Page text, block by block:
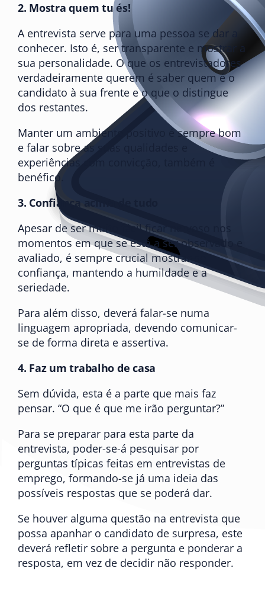
2. Mostra quem tu és!
A entrevista serve para uma pessoa se dar a
conhecer. Isto é, ser transparente e mostrar a
sua personalidade. O que os entrevistadores
verdadeiramente querem é saber quem é o
candidato à sua frente e o que o distingue
dos restantes.
Manter um ambiente positivo é sempre bom
e falar sobre as suas qualidades e
experiências com convicção, também é
benéfico.
3. Confiança acima de tudo
Apesar de ser muito fácil ficar nervoso nos
momentos em que se está a ser observado e
avaliado, é sempre crucial mostrar-se
confiança, mantendo a humildade e a
seriedade.
Para além disso, deverá falar-se numa
linguagem apropriada, devendo comunicar-
se de forma direta e assertiva.
4. Faz um trabalho de casa
Sem dúvida, esta é a parte que mais faz
pensar. “O que é que me irão perguntar?”
Para se preparar para esta parte da
entrevista, poder-se-á pesquisar por
perguntas típicas feitas em entrevistas de
emprego, formando-se já uma ideia das
possíveis respostas que se poderá dar.
Se houver alguma questão na entrevista que
possa apanhar o candidato de surpresa, este
deverá refletir sobre a pergunta e ponderar a
resposta, em vez de decidir não responder.